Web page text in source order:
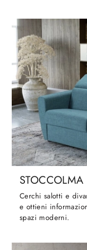
STOCCOLMA
Cerchi salotti e
e ottieni
spazi moderni.